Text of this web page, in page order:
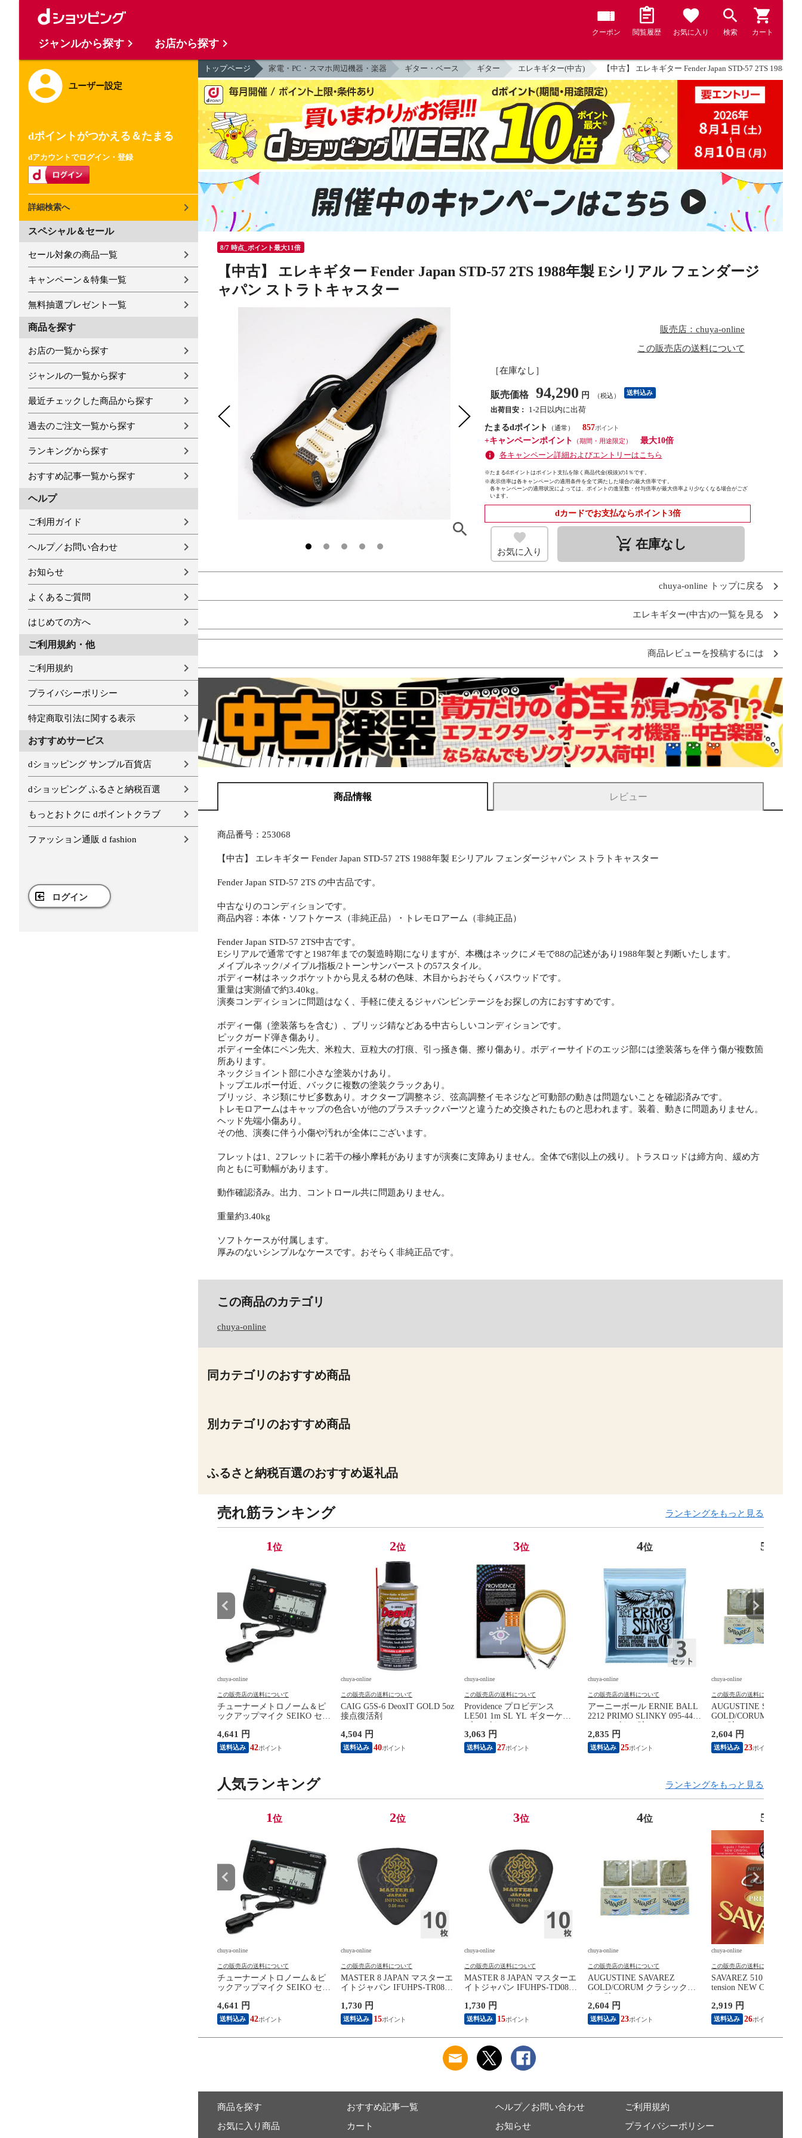
クーポン 閲覧履歴 お気に入り 検索 カート
ユーザー設定
dポイントがつかえる＆たまる
dアカウントでログイン・登録
詳細検索へ
スペシャル＆セール
セール対象の商品一覧
キャンペーン＆特集一覧
無料抽選プレゼント一覧
商品を探す
お店の一覧から探す
ジャンルの一覧から探す
最近チェックした商品から探す
過去のご注文一覧から探す
ランキングから探す
おすすめ記事一覧から探す
ヘルプ
ご利用ガイド
ヘルプ／お問い合わせ
お知らせ
よくあるご質問
はじめての方へ
ご利用規約・他
ご利用規約
プライバシーポリシー
特定商取引法に関する表示
おすすめサービス
dショッピング サンプル百貨店
dショッピング ふるさと納税百選
もっとおトクに dポイントクラブ
ファッション通販 d fashion
ログイン
トップページ 家電・PC・スマホ周辺機器・楽器 ギター・ベース ギター エレキギター(中古) 【中古】 エレキギター Fender Japan STD-57 2TS 1988
8/7 時点_ポイント最大11倍
【中古】 エレキギター Fender Japan STD-57 2TS 1988年製 Eシリアル フェンダージ
ャパン ストラトキャスター
販売店：chuya-online
この販売店の送料について
［在庫なし］
販売価格 94,290 円 （税込） 送料込み
出荷目安：
1-2日以内に出荷
たまるdポイント
（通常）
857
+キャンペーンポイント
（期間・用途限定）
最大10倍
各キャンペーン詳細およびエントリーはこちら
※たまるdポイントはポイント支払を除く商品代金(税抜)の1％です。
※表示倍率は各キャンペーンの適用条件を全て満たした場合の最大倍率です。
各キャンペーンの適用状況によっては、ポイントの進呈数・付与倍率が最大倍率より少なくなる場合がござ
います。
dカードでお支払ならポイント3倍
お気に入り remove_shopping_cart 在庫なし
chuya-online トップに戻る
エレキギター(中古)の一覧を見る
商品レビューを投稿するには
商品情報 レビュー
商品番号：253068
【中古】 エレキギター Fender Japan STD-57 2TS 1988年製 Eシリアル フェンダージャパン ストラトキャスター
Fender Japan STD-57 2TS の中古品です。
中古なりのコンディションです。
商品内容：本体・ソフトケース（非純正品）・トレモロアーム（非純正品）
Fender Japan STD-57 2TS中古です。
Eシリアルで通常ですと1987年までの製造時期になりますが、本機はネックにメモで88の記述があり1988年製と判断いたします。
メイプルネック/メイプル指板/2トーンサンバーストの57スタイル。
ボディー材はネックポケットから見える材の色味、木目からおそらくバスウッドです。
重量は実測値で約3.40kg。
演奏コンディションに問題はなく、手軽に使えるジャパンビンテージをお探しの方におすすめです。
ボディー傷（塗装落ちを含む）、ブリッジ錆などある中古らしいコンディションです。
ピックガード弾き傷あり。
ボディー全体にペン先大、米粒大、豆粒大の打痕、引っ掻き傷、擦り傷あり。ボディーサイドのエッジ部には塗装落ちを伴う傷が複数箇
所あります。
ネックジョイント部に小さな塗装かけあり。
トップエルボー付近、バックに複数の塗装クラックあり。
ブリッジ、ネジ類にサビ多数あり。オクターブ調整ネジ、弦高調整イモネジなど可動部の動きは問題ないことを確認済みです。
トレモロアームはキャップの色合いが他のプラスチックパーツと違うため交換されたものと思われます。装着、動きに問題ありません。
ヘッド先端小傷あり。
その他、演奏に伴う小傷や汚れが全体にございます。
フレットは1、2フレットに若干の極小摩耗がありますが演奏に支障ありません。全体で6割以上の残り。トラスロッドは締方向、緩め方
向ともに可動幅があります。
動作確認済み。出力、コントロール共に問題ありません。
重量約3.40kg
ソフトケースが付属します。
厚みのないシンプルなケースです。おそらく非純正品です。
この商品のカテゴリ
chuya-online
同カテゴリのおすすめ商品
別カテゴリのおすすめ商品
ふるさと納税百選のおすすめ返礼品
売れ筋ランキング ランキングをもっと見る
1位
chuya-online
この販売店の送料について
チューナーメトロノーム＆ピ
ックアップマイク SEIKO セイ
ルパック ブラック
4,641 円
送料込み 42
2位
chuya-online
この販売店の送料について
CAIG G5S-6 DeoxIT GOLD 5oz
接点復活剤
4,504 円
送料込み 40
3位
chuya-online
この販売店の送料について
Providence プロビデンス
LE501 1m SL YL ギターケー
3,063 円
送料込み 27
4位
chuya-online
この販売店の送料について
アーニーボール ERNIE BALL
2212 PRIMO SLINKY 095-44
2,835 円
送料込み 25
5
chuya-online
この販売店の送料について
AUGUSTINE SAVAREZ
GOLD/CORUM クラシ
2,604 円
送料込み 23
人気ランキング ランキングをもっと見る
1位
chuya-online
この販売店の送料について
チューナーメトロノーム＆ピ
ックアップマイク SEIKO セイ
ルパック ブラック
4,641 円
送料込み 42
2位
chuya-online
この販売店の送料について
MASTER 8 JAPAN マスターエ
イトジャパン IFUHPS-TR088
TRIANGLE 0.88mm ギターピ
ック×10枚
1,730 円
送料込み 15
3位
chuya-online
この販売店の送料について
MASTER 8 JAPAN マスターエ
イトジャパン IFUHPS-TD088
TEARDROP 0.88mm ギターピ
ック×10枚
1,730 円
送料込み 15
4位
chuya-online
この販売店の送料について
AUGUSTINE SAVAREZ
GOLD/CORUM クラシックギ
2,604 円
送料込み 23
5
chuya-online
この販売店の送料について
SAVAREZ 510 CRP
tension NEW CRISTAL /
ギター弦
2,919 円
送料込み 26
商品を探す
お気に入り商品
おすすめ記事一覧
カート
ヘルプ／お問い合わせ
お知らせ
ご利用規約
プライバシーポリシー
ジャンルから探す お店から探す